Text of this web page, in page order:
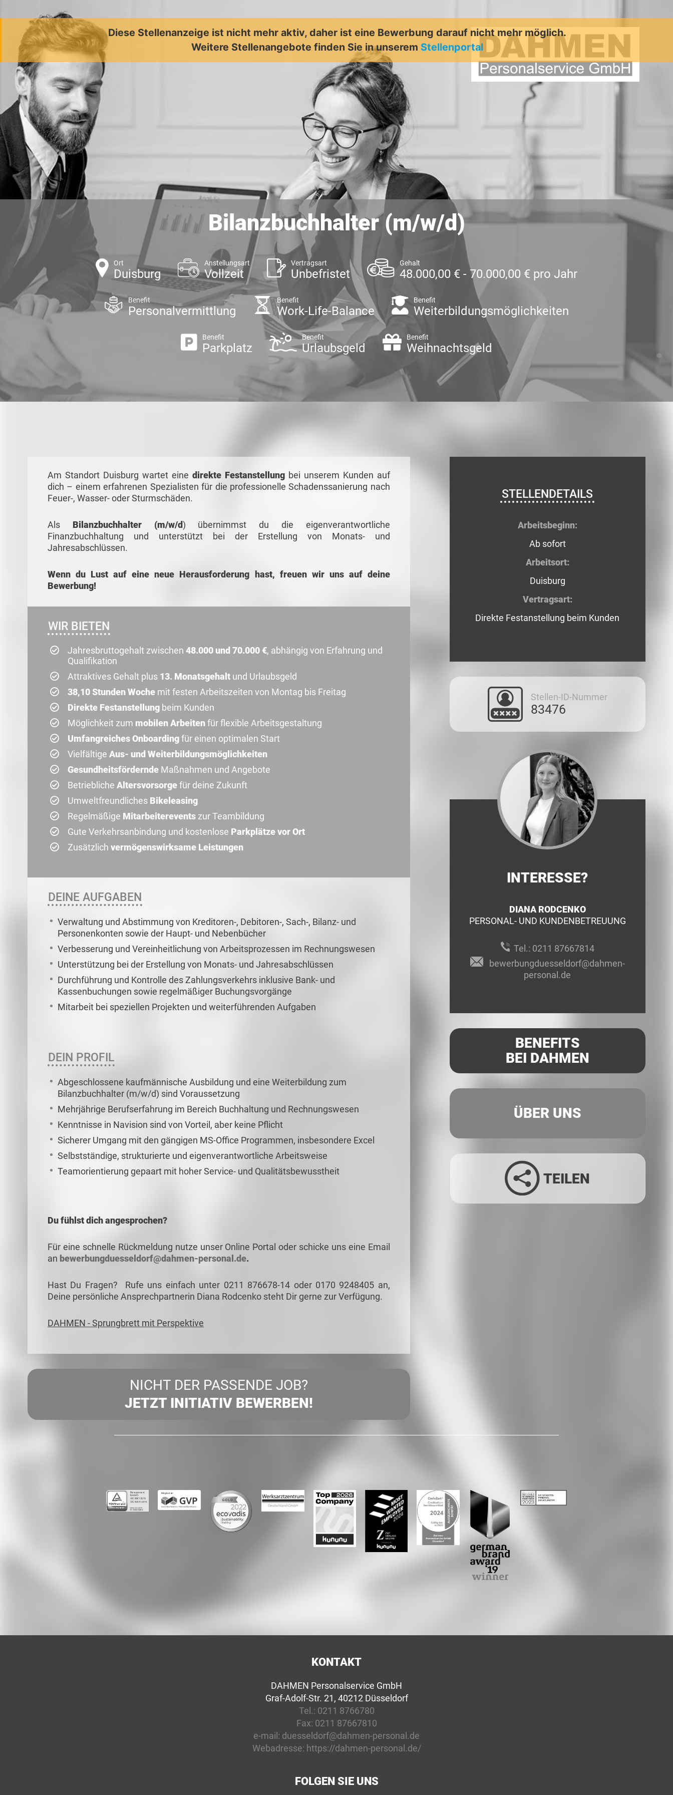
Diese Stellenanzeige ist nicht mehr aktiv, daher ist eine Bewerbung darauf nicht mehr möglich.
Weitere Stellenangebote finden Sie in unserem Stellenportal
Bilanzbuchhalter (m/w/d)
Ort
Duisburg
Anstellungsart
Vollzeit
Vertragsart
Unbefristet
Gehalt
48.000,00 € - 70.000,00 € pro Jahr
Benefit
Personalvermittlung
Benefit
Work-Life-Balance
Benefit
Weiterbildungsmöglichkeiten
Benefit
Parkplatz
Benefit
Urlaubsgeld
Benefit
Weihnachtsgeld
Am Standort Duisburg wartet eine direkte Festanstellung bei unserem Kunden auf
dich – einem erfahrenen Spezialisten für die professionelle Schadenssanierung nach
Feuer-, Wasser- oder Sturmschäden.
Als Bilanzbuchhalter (m/w/d) übernimmst du die eigenverantwortliche
Finanzbuchhaltung und unterstützt bei der Erstellung von Monats- und
Jahresabschlüssen.
Wenn du Lust auf eine neue Herausforderung hast, freuen wir uns auf deine
Bewerbung!
WIR BIETEN
Jahresbruttogehalt zwischen 48.000 und 70.000 €, abhängig von Erfahrung und
Qualifikation
Attraktives Gehalt plus 13. Monatsgehalt und Urlaubsgeld
38,10 Stunden Woche mit festen Arbeitszeiten von Montag bis Freitag
Direkte Festanstellung beim Kunden
Möglichkeit zum mobilen Arbeitenfür flexible Arbeitsgestaltung
Umfangreiches Onboardingfür einen optimalen Start
Vielfältige Aus- und Weiterbildungsmöglichkeiten
Gesundheitsfördernde Maßnahmen und Angebote
Betriebliche Altersvorsorgefür deine Zukunft
Umweltfreundliches Bikeleasing
Regelmäßige Mitarbeiterevents zur Teambildung
Gute Verkehrsanbindung und kostenlose Parkplätze vor Ort
Zusätzlich vermögenswirksame Leistungen
DEINE AUFGABEN
Verwaltung und Abstimmung von Kreditoren-, Debitoren-, Sach-, Bilanz- und
Personenkonten sowie der Haupt- und Nebenbücher
Verbesserung und Vereinheitlichung von Arbeitsprozessen im Rechnungswesen
Unterstützung bei der Erstellung von Monats- und Jahresabschlüssen
Durchführung und Kontrolle des Zahlungsverkehrs inklusive Bank- und
Kassenbuchungen sowie regelmäßiger Buchungsvorgänge
Mitarbeit bei speziellen Projekten und weiterführenden Aufgaben
DEIN PROFIL
Abgeschlossene kaufmännische Ausbildung und eine Weiterbildung zum
Bilanzbuchhalter (m/w/d) sind Voraussetzung
Mehrjährige Berufserfahrung im Bereich Buchhaltung und Rechnungswesen
Kenntnisse in Navision sind von Vorteil, aber keine Pflicht
Sicherer Umgang mit den gängigen MS-Office Programmen, insbesondere Excel
Selbstständige, strukturierte und eigenverantwortliche Arbeitsweise
Teamorientierung gepaart mit hoher Service- und Qualitätsbewusstheit
Du fühlst dich angesprochen?
Für eine schnelle Rückmeldung nutze unser Online Portal oder schicke uns eine Email
an bewerbungduesseldorf@dahmen-personal.de.
Hast Du Fragen? Rufe uns einfach unter 0211 876678-14 oder 0170 9248405 an,
Deine persönliche Ansprechpartnerin Diana Rodcenko steht Dir gerne zur Verfügung.
DAHMEN - Sprungbrett mit Perspektive
NICHT DER PASSENDE JOB?
JETZT INITIATIV BEWERBEN!
STELLENDETAILS
Arbeitsbeginn:
Ab sofort
Arbeitsort:
Duisburg
Vertragsart:
Direkte Festanstellung beim Kunden
Stellen-ID-Nummer
83476
INTERESSE?
DIANA RODCENKO
PERSONAL- UND KUNDENBETREUUNG
Tel.: 0211 87667814
bewerbungduesseldorf@dahmen-
personal.de
BENEFITS
BEI DAHMEN
ÜBER UNS
TEILEN
KONTAKT
DAHMEN Personalservice GmbH
Graf-Adolf-Str. 21, 40212 Düsseldorf
Tel.: 0211 8766780
Fax: 0211 87667810
e-mail: duesseldorf@dahmen-personal.de
Webadresse: https://dahmen-personal.de/
FOLGEN SIE UNS